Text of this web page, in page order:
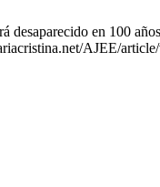
desaparecido en 100
AJEE/